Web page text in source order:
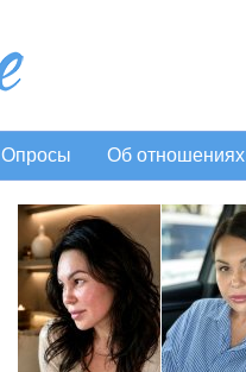
Опросы Об отношениях